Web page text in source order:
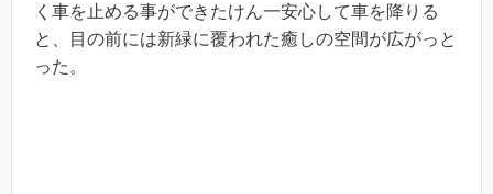
く車を止める事ができたけん一安心して車を降りる
と、目の前には新緑に覆われた癒しの空間が広がっと
った。